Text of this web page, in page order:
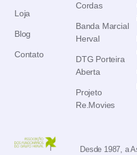
Desde 1987, a
Loja
Blog
Contato
Cordas
Banda Marcial
Herval
DTG Porteira
Aberta
Projeto
Re.Movies